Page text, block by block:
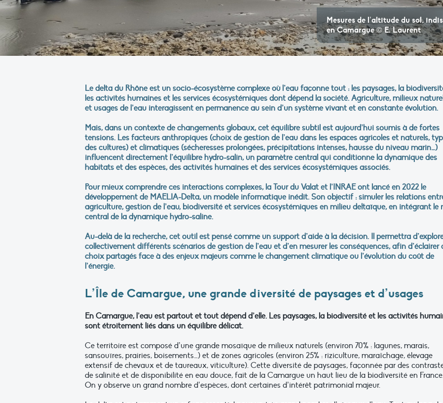
Mesures de l’altitude du sol,
en Camargue © E. Laurent
Le delta du Rhône est un socio-écosystème complexe où l’eau façonne tout : les paysages, la
les activités humaines et les services écosystémiques dont dépend la société. Agriculture, milieux
et usages de l’eau interagissent en permanence au sein d’un système vivant et en constante évolution.
Mais, dans un contexte de changements globaux, cet équilibre subtil est aujourd’hui soumis à de fortes
tensions. Les facteurs anthropiques (choix de gestion de l’eau dans les espaces agricoles et naturels,
des cultures) et climatiques (sécheresses prolongées, précipitations intenses, hausse du niveau marin…)
influencent directement l’équilibre hydro-salin, un paramètre central qui conditionne la dynamique des
habitats et des espèces, des activités humaines et des services écosystémiques associés.
Pour mieux comprendre ces interactions complexes, la Tour du Valat et l’INRAE ont lancé en 2022 le
développement de MAELIA-Delta, un modèle informatique inédit. Son objectif : simuler les relations
agriculture, gestion de l’eau, biodiversité et services écosystémiques en milieu deltaïque, en intégrant le
central de la dynamique hydro-saline.
Au-delà de la recherche, cet outil est pensé comme un support d’aide à la décision. Il permettra
collectivement différents scénarios de gestion de l’eau et d’en mesurer les conséquences, afin d’éclairer
choix partagés face à des enjeux majeurs comme le changement climatique ou l’évolution du coût de
l’énergie.
L’Île de Camargue, une grande diversité de paysages et d’usages
En Camargue, l’eau est partout et tout dépend d’elle. Les paysages, la biodiversité et les activités
sont étroitement liés dans un équilibre délicat.
Ce territoire est composé d’une grande mosaïque de milieux naturels (environ 70% : lagunes, marais,
sansouïres, prairies, boisements…) et de zones agricoles (environ 25% : riziculture, maraîchage, élevage
extensif de chevaux et de taureaux, viticulture). Cette diversité de paysages, façonnée par des
de salinité et de disponibilité en eau douce, fait de la Camargue un haut lieu de la biodiversité en
On y observe un grand nombre d’espèces, dont certaines d’intérêt patrimonial majeur.